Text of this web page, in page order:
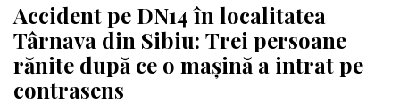
Accident pe DN14 în localitatea
Târnava din Sibiu: Trei persoane
rănite după ce o mașină a intrat pe
contrasens